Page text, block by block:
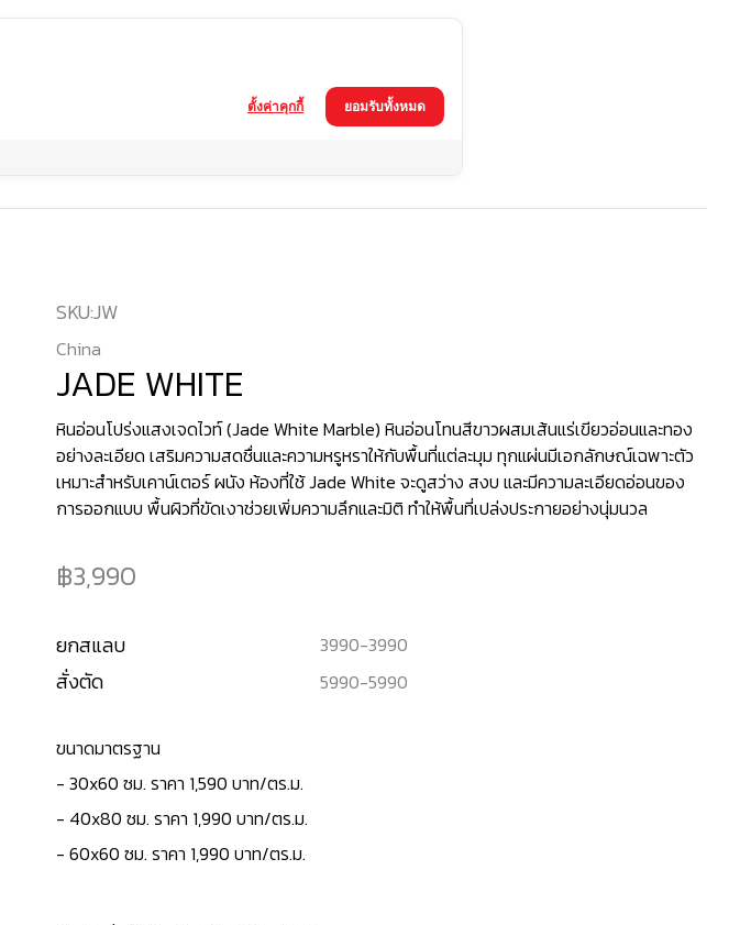
SKU:JW
China
JADE WHITE
หินอ่อนโปร่งแสงเจดไวท์ (Jade White Marble) หินอ่อนโทนสีขาวผสมเส้นแร่เขียวอ่อนและทอง
อย่างละเอียด เสริมความสดชื่นและความหรูหราให้กับพื้นที่แต่ละมุม ทุกแผ่นมีเอกลักษณ์เฉพาะตัว
เหมาะสำหรับเคาน์เตอร์ ผนัง ห้องที่ใช้ Jade White จะดูสว่าง สงบ และมีความละเอียดอ่อนของ
การออกแบบ พื้นผิวที่ขัดเงาช่วยเพิ่มความลึกและมิติ ทำให้พื้นที่เปล่งประกายอย่างนุ่มนวล
3,990
ยกสแลบ 3990-3990
สั่งตัด 5990-5990
ขนาดมาตรฐาน
- 30x60 ซม. ราคา 1,590 บาท/ตร.ม.
- 40x80 ซม. ราคา 1,990 บาท/ตร.ม.
- 60x60 ซม. ราคา 1,990 บาท/ตร.ม.
ยอมรับทั้งหมด
ตั้งค่าคุกกี้